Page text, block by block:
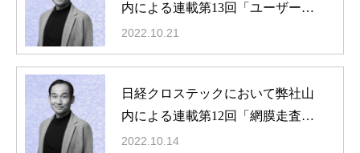
内による連載第13回「ユーザー意
図を理解するAIとの相乗効果でSN
S機能強化、Metaの戦略」掲載
2022.10.21
日経クロステックにおいて弊社山
内による連載第12回「網膜走査型
と虹彩認証の技術を獲得、グーグ
2022.10.14